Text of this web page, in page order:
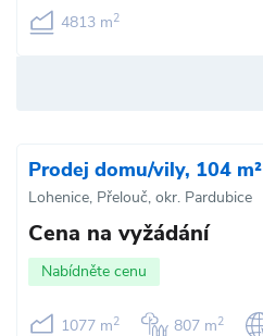
4813 m2
Prodej domu/vily, 104 m²
Lohenice, Přelouč, okr. Pardubice
Cena na vyžádání
Nabídněte cenu
1077 m2 807 m2